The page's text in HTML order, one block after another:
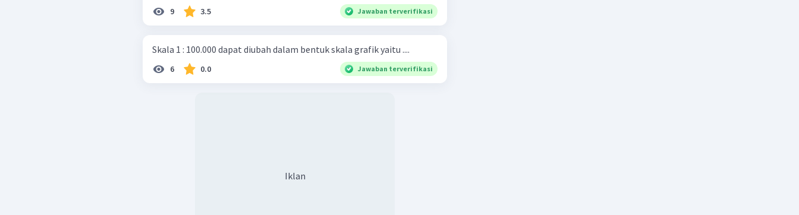
9 3.5 Jawaban terverifikasi
Skala 1 : 100.000 dapat diubah dalam bentuk skala grafik yaitu ....
6 0.0 Jawaban terverifikasi
Iklan